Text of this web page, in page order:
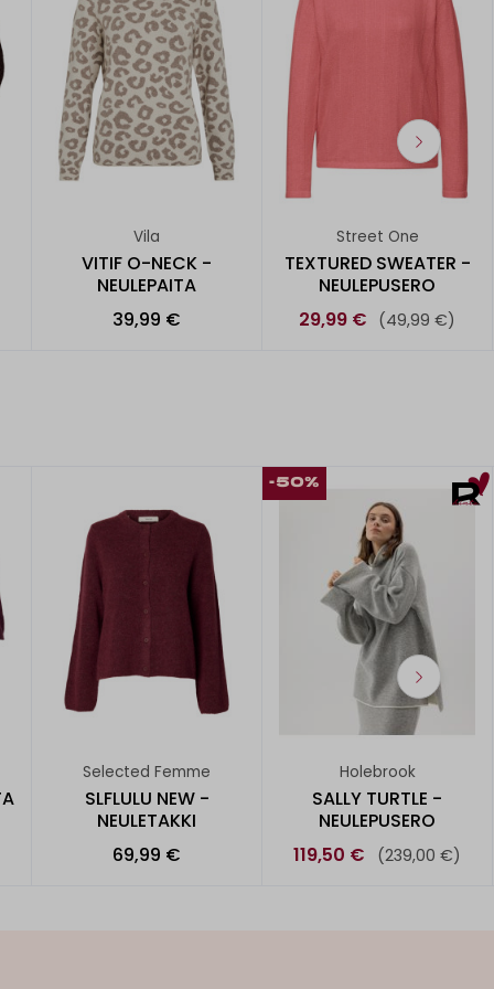
Vila
VITIF O-NECK -
NEULEPAITA
39,99 €
Street One
TEXTURED SWEATER -
NEULEPUSERO
29,99 € (49,99 €)
Selected Femme
SLFLULU NEW -
NEULETAKKI
69,99 €
-50%
Holebrook
SALLY TURTLE -
NEULEPUSERO
119,50 €
(239,00 €)